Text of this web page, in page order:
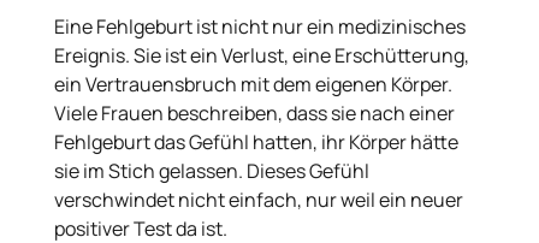
Eine Fehlgeburt ist nicht nur ein medizinisches
Ereignis. Sie ist ein Verlust, eine Erschütterung,
ein Vertrauensbruch mit dem eigenen Körper.
Viele Frauen beschreiben, dass sie nach einer
Fehlgeburt das Gefühl hatten, ihr Körper hätte
sie im Stich gelassen. Dieses Gefühl
verschwindet nicht einfach, nur weil ein neuer
positiver Test da ist.